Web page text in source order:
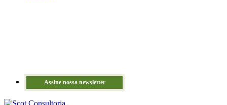
Assine nossa newsletter